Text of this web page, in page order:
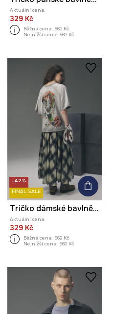
Aktuální cena:
329 Kč
Běžná cena: 569 Kč
Nejnižší cena: 569 Kč
-42%
FINAL SALE
Tričko dámské bavlněné z kolekce Tattoo Art by Pietro Stigmata
Aktuální cena:
329 Kč
Běžná cena: 569 Kč
Nejnižší cena: 569 Kč